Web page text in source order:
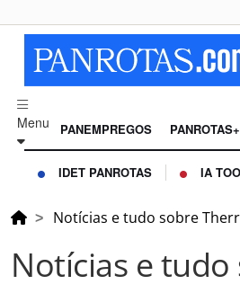
Menu PANEMPREGOS PANROTAS+
IDET PANROTAS IA
Notícias e tudo sobre
Notícias e